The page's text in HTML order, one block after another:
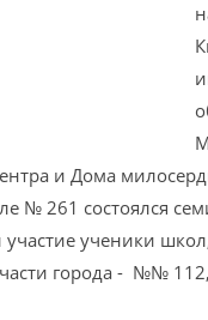
и Дома
№ 261 состоялся
ученики
города - №№